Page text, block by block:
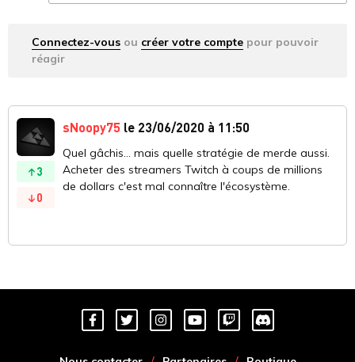
Connectez-vous ou créer votre compte pour pouvoir
réagir
3
0
sNoopy75 le 23/06/2020 à 11:50
Quel gâchis… mais quelle stratégie de merde aussi.
Acheter des streamers Twitch à coups de millions
de dollars c'est mal connaître l'écosystème.